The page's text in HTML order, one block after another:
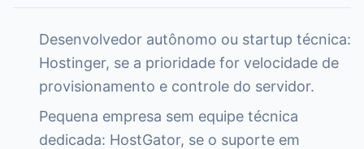
Desenvolvedor autônomo ou startup técnica:
Hostinger, se a prioridade for velocidade de
provisionamento e controle do servidor.
Pequena empresa sem equipe técnica
dedicada: HostGator, se o suporte em